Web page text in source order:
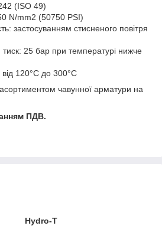
(ISO 49)
N/mm2 (50750 PSI)
застосуванням стисненого повітря
25 бар при температурі нижче
120°C до 300°C
чавунної арматури на
ПДВ.
Hydro-T